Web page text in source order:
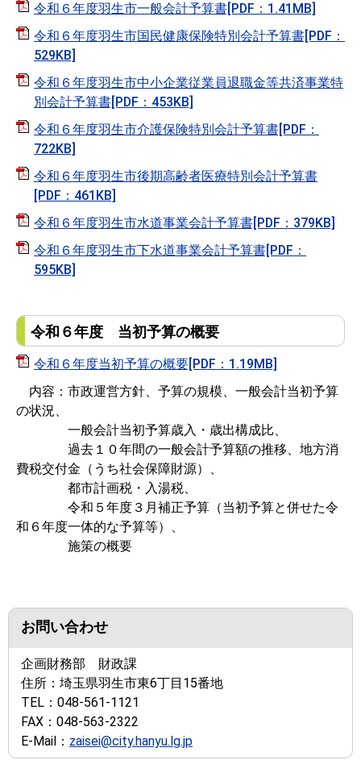
令和６年度羽生市一般会計予算書[PDF：1.41MB]
令和６年度羽生市国民健康保険特別会計予算書[PDF：
529KB]
令和６年度羽生市中小企業従業員退職金等共済事業特
別会計予算書[PDF：453KB]
令和６年度羽生市介護保険特別会計予算書[PDF：
722KB]
令和６年度羽生市後期高齢者医療特別会計予算書
[PDF：461KB]
令和６年度羽生市水道事業会計予算書[PDF：379KB]
令和６年度羽生市下水道事業会計予算書[PDF：
595KB]
令和６年度 当初予算の概要
令和６年度当初予算の概要[PDF：1.19MB]
内容：市政運営方針、予算の規模、一般会計当初予算
の状況、
一般会計当初予算歳入・歳出構成比、
過去１０年間の一般会計予算額の推移、地方消
費税交付金（うち社会保障財源）、
都市計画税・入湯税、
令和５年度３月補正予算（当初予算と併せた令
和６年度一体的な予算等）、
施策の概要
お問い合わせ
企画財務部 財政課
住所： 埼玉県羽生市東6丁目15番地
TEL： 048-561-1121
FAX： 048-563-2322
E-Mail： zaisei@city.hanyu.lg.jp